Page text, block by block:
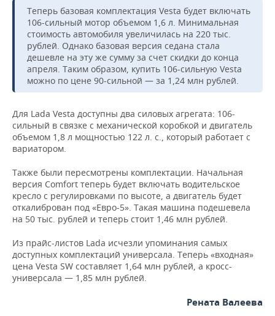
ОТКРЫТАЯ ЛЕКЦИЯ
БАСКЕТБОЛ
ВОЛЕЙБОЛ
КИБЕРСПОРТ
ФИГУРНОЕ КАТАНИЕ
ВОДНЫЕ ВИДЫ СПОРТА
ХОККЕЙ С МЯЧОМ
ИНФРАСТРУКТУРА
ИСТОРИЯ
КУЛЬТУРА
МЕДИЦИНА
ОБРАЗОВАНИЕ
ПРОИСШЕСТВИЯ
СПРАВОЧНИК
СПИСОК ПЕРСОН
СПИСОК КОМПАНИЙ
ПОЛНАЯ ВЕРСИЯ
Теперь базовая комплектация Vesta будет включать
106-сильный мотор объемом 1,6 л. Минимальная
стоимость автомобиля увеличилась на 220 тыс.
рублей. Однако базовая версия седана стала
дешевле на эту же сумму за счет скидки до конца
апреля. Таким образом, купить 106-сильную Vesta
можно по цене 90-сильной — за 1,24 млн рублей.
Для Lada Vesta доступны два силовых агрегата: 106-
сильный в связке с механической коробкой и двигатель
объемом 1,8 л мощностью 122 л. с., который работает с
вариатором.
Также были пересмотрены комплектации. Начальная
версия Comfort теперь будет включать водительское
кресло с регулировками по высоте, а двигатель будет
откалиброван под «Евро-5». Такая машина подешевела
на 50 тыс. рублей и теперь стоит 1,46 млн рублей.
Из прайс-листов Lada исчезли упоминания самых
доступных комплектаций универсала. Теперь «входная»
цена Vesta SW составляет 1,64 млн рублей, а кросс-
универсала — 1,85 млн рублей.
Рената Валеева